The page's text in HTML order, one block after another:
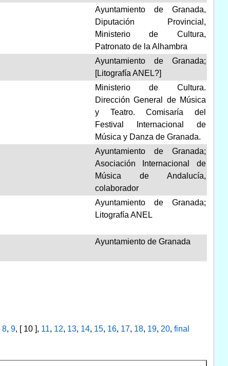
Ayuntamiento de Granada,
Diputación Provincial,
Ministerio de Cultura,
Patronato de la Alhambra
Ayuntamiento de Granada;
[Litografía ANEL?]
Ministerio de Cultura.
Dirección General de Música
y Teatro. Comisaría del
Festival Internacional de
Música y Danza de Granada.
Ayuntamiento de Granada;
Asociación Internacional de
Música de Andalucía,
colaborador
Ayuntamiento de Granada;
Litografía ANEL
Ayuntamiento de Granada
8, 9, [ 10 ], 11, 12, 13, 14, 15, 16, 17, 18, 19, 20, final